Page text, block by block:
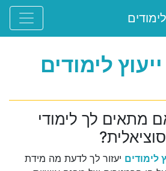
ייעוץ לימודים
מתאים לך לימודי
לימודים יעזור לך לדעת מה מידת